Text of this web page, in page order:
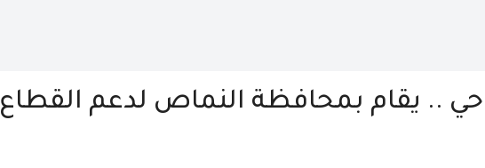
.. يقام بمحافظة النماص لدعم القطاع